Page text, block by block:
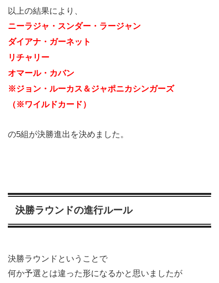
以上の結果により、
ニーラジャ・スンダー・ラージャン
ダイアナ・ガーネット
リチャリー
オマール・カバン
※ジョン・ルーカス＆ジャポニカシンガーズ
（※ワイルドカード）
の5組が決勝進出を決めました。
決勝ラウンドの進行ルール
決勝ラウンドということで
何か予選とは違った形になるかと思いましたが